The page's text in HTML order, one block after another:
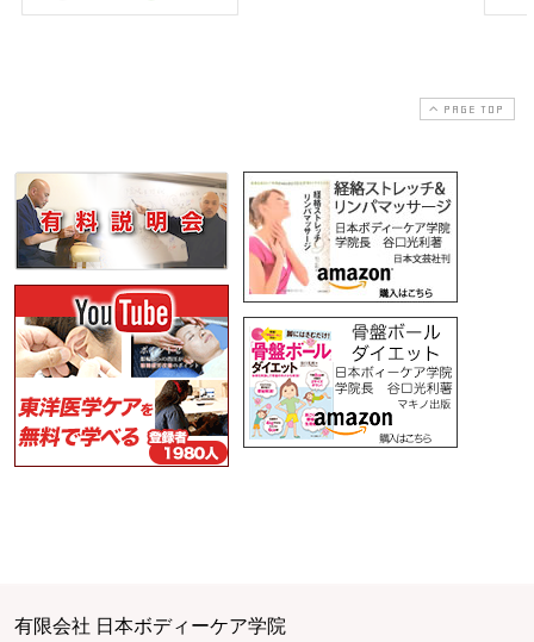
PAGE TOP
有限会社 日本ボディーケア学院